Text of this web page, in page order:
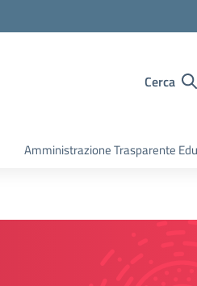
Cerca
Amministrazione Trasparente